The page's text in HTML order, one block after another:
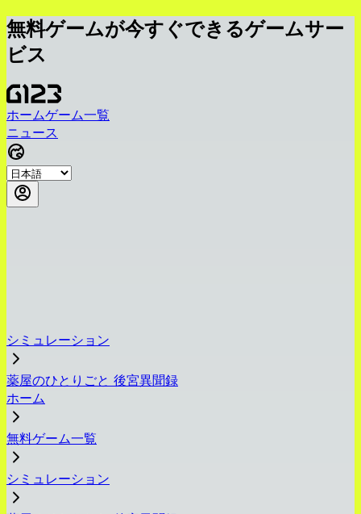
無料ゲームが今すぐできるゲームサー
ビス
ホームゲーム一覧
ニュース
シミュレーション
薬屋のひとりごと 後宮異聞録
ホーム
無料ゲーム一覧
シミュレーション